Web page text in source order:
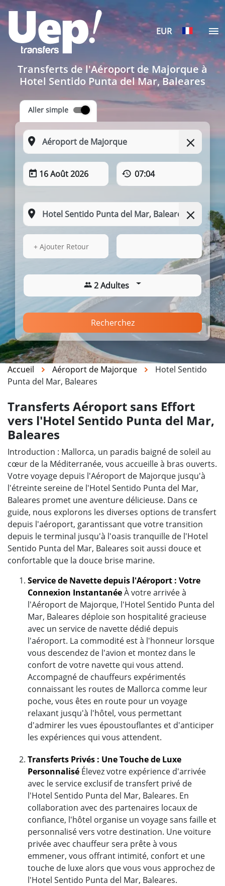
EUR
Transferts de l'Aéroport de Majorque à
Hotel Sentido Punta del Mar, Baleares
Aller simple
16 Août 2026 07:04
16 Août 2026
+ Ajouter Retour
2 Adultes
Recherchez
Accueil Aéroport de Majorque
Hotel Sentido
Punta del Mar, Baleares
Transferts Aéroport sans Effort
vers l'Hotel Sentido Punta del Mar,
Baleares
Introduction : Mallorca, un paradis baigné de soleil au
cœur de la Méditerranée, vous accueille à bras ouverts.
Votre voyage depuis l'Aéroport de Majorque jusqu'à
l'étreinte sereine de l'Hotel Sentido Punta del Mar,
Baleares promet une aventure délicieuse. Dans ce
guide, nous explorons les diverses options de transfert
depuis l'aéroport, garantissant que votre transition
depuis le terminal jusqu'à l'oasis tranquille de l'Hotel
Sentido Punta del Mar, Baleares soit aussi douce et
confortable que la douce brise marine.
Service de Navette depuis l'Aéroport : Votre
Connexion InstantanéeÀ votre arrivée à
l'Aéroport de Majorque, l'Hotel Sentido Punta del
Mar, Baleares déploie son hospitalité gracieuse
avec un service de navette dédié depuis
l'aéroport. La commodité est à l'honneur lorsque
vous descendez de l'avion et montez dans le
confort de votre navette qui vous attend.
Accompagné de chauffeurs expérimentés
connaissant les routes de Mallorca comme leur
poche, vous êtes en route pour un voyage
relaxant jusqu'à l'hôtel, vous permettant
d'admirer les vues époustouflantes et d'anticiper
les expériences qui vous attendent.
Transferts Privés : Une Touche de Luxe
Personnalisé Élevez votre expérience d'arrivée
avec le service exclusif de transfert privé de
l'Hotel Sentido Punta del Mar, Baleares. En
collaboration avec des partenaires locaux de
confiance, l'hôtel organise un voyage sans faille et
personnalisé vers votre destination. Une voiture
privée avec chauffeur sera prête à vous
emmener, vous offrant intimité, confort et une
touche de luxe alors que vous vous approchez de
l'Hotel Sentido Punta del Mar, Baleares.